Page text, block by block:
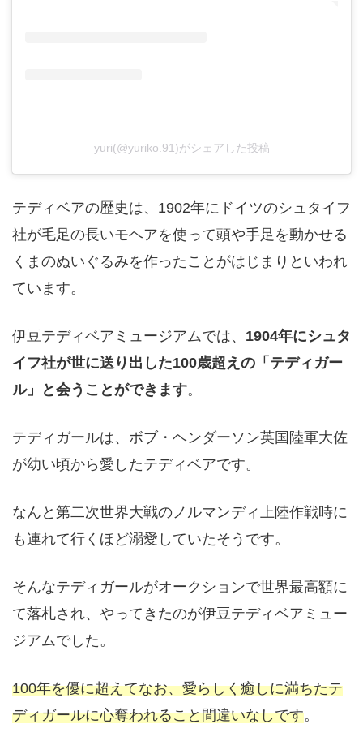
yuri(@yuriko.91)がシェアした投稿
テディベアの歴史は、1902年にドイツのシュタイフ
社が毛足の長いモヘアを使って頭や手足を動かせる
くまのぬいぐるみを作ったことがはじまりといわれ
ています。
伊豆テディベアミュージアムでは、 1904年にシュタ
イフ社が世に送り出した100歳超えの「テディガー
ル」と会うことができます。
テディガールは、ボブ・ヘンダーソン英国陸軍大佐
が幼い頃から愛したテディベアです。
なんと第二次世界大戦のノルマンディ上陸作戦時に
も連れて行くほど溺愛していたそうです。
そんなテディガールがオークションで世界最高額に
て落札され、やってきたのが伊豆テディベアミュー
ジアムでした。
100年を優に超えてなお、愛らしく癒しに満ちたテ
ディガールに心奪われること間違いなしです。